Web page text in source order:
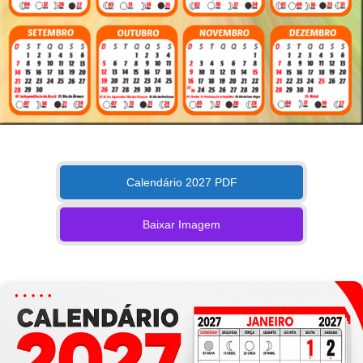
Calendário 2027 PDF
Baixar Imagem